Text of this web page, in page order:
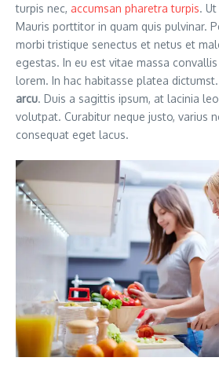
turpis nec, accumsan pharetra turpis.
Mauris porttitor in quam quis pulvinar.
morbi tristique senectus et netus et
egestas. In eu est vitae massa
lorem. In hac habitasse platea dictumst.
arcu. Duis a sagittis ipsum, at lacinia
volutpat. Curabitur neque justo, varius
consequat eget lacus.